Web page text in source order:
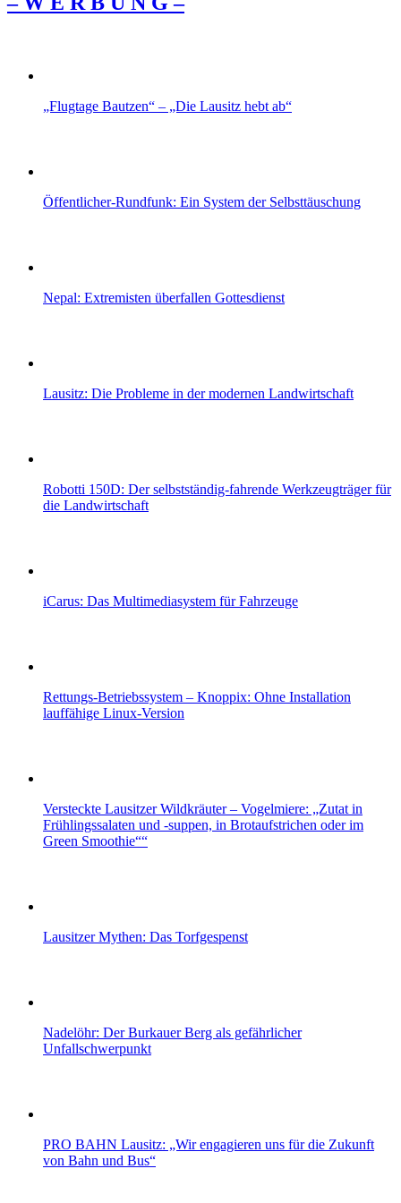
„Flugtage Bautzen“ – „Die Lausitz hebt ab“
Öffentlicher-Rundfunk: Ein System der Selbsttäuschung
Nepal: Extremisten überfallen Gottesdienst
Lausitz: Die Probleme in der modernen Landwirtschaft
Robotti 150D: Der selbstständig-fahrende Werkzeugträger für
die Landwirtschaft
iCarus: Das Multimediasystem für Fahrzeuge
Rettungs-Betriebssystem – Knoppix: Ohne Installation
lauffähige Linux-Version
Versteckte Lausitzer Wildkräuter – Vogelmiere: „Zutat in
Frühlingssalaten und -suppen, in Brotaufstrichen oder im
Green Smoothie““
Lausitzer Mythen: Das Torfgespenst
Nadelöhr: Der Burkauer Berg als gefährlicher
Unfallschwerpunkt
PRO BAHN Lausitz: „Wir engagieren uns für die Zukunft
von Bahn und Bus“